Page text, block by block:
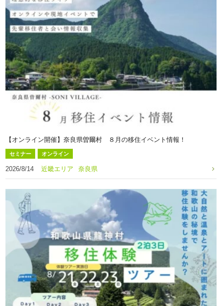
【オンライン開催】奈良県曽爾村 ８月の移住イベント情報！
セミナー オンライン
2026/8/14 近畿エリア 奈良県